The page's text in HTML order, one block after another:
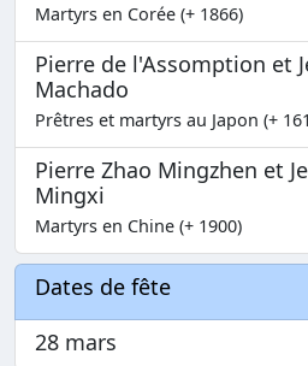
Martyrs en Corée (+ 1866)
Pierre de l'Assomption et
Machado
Prêtres et martyrs au Japon (+
Pierre Zhao Mingzhen et
Mingxi
Martyrs en Chine (+ 1900)
Dates de fête
28 mars